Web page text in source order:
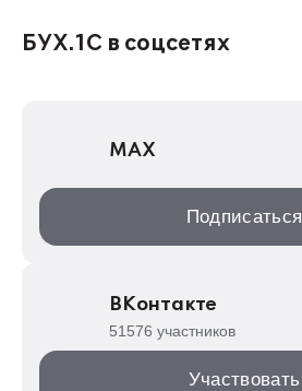
1С:Консалтинг
1С:Дистрибьюция
1С:Образование
ИТС.1C.ru
1С:Торговая площадка
БУХ.1С в соцсетях
MAX
Подписаться
ВКонтакте
51576 участников
Участвовать